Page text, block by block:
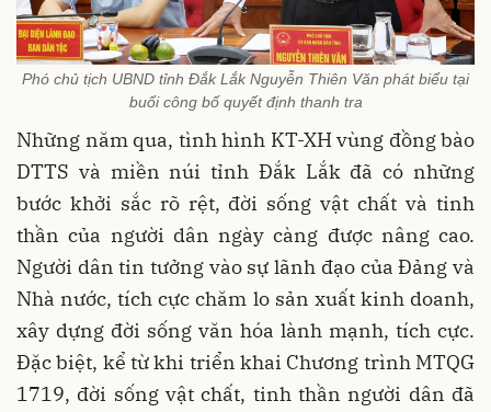
Phó chủ tịch UBND tỉnh Đắk Lắk Nguyễn Thiên Văn phát biểu tại
buổi công bố quyết định thanh tra
Những năm qua, tình hình KT-XH vùng đồng bào
DTTS và miền núi tỉnh Đắk Lắk đã có những
bước khởi sắc rõ rệt, đời sống vật chất và tinh
thần của người dân ngày càng được nâng cao.
Người dân tin tưởng vào sự lãnh đạo của Đảng và
Nhà nước, tích cực chăm lo sản xuất kinh doanh,
xây dựng đời sống văn hóa lành mạnh, tích cực.
Đặc biệt, kể từ khi triển khai Chương trình MTQG
1719, đời sống vật chất, tinh thần người dân đã